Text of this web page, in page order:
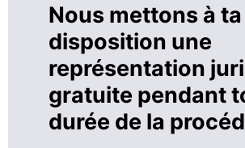
Nous mettons à ta
disposition une
représentation
gratuite pendant
durée de la